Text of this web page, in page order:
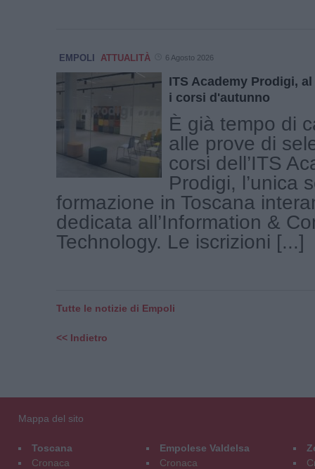
EMPOLI ATTUALITÀ 6 Agosto 2026
ITS Academy Prodigi,
i corsi d'autunno
È già tempo di
alle prove di
corsi dell’ITS
Prodigi, l’unica
formazione in Toscana
dedicata all’Information &
Technology. Le iscrizioni [...]
Tutte le notizie di Empoli
<< Indietro
Mappa del sito
Toscana
Cronaca
Empolese Valdelsa
Cronaca